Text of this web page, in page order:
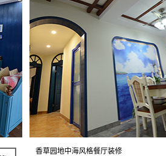
香草园地中海风格餐厅装修